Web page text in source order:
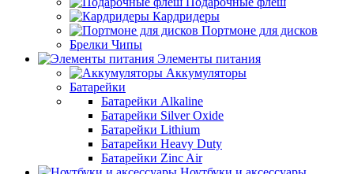
Кардридеры
Портмоне для дисков
Брелки Чипы
Элементы питания
Аккумуляторы
Батарейки
Батарейки Alkaline
Батарейки Silver Oxide
Батарейки Lithium
Батарейки Heavy Duty
Батарейки Zinc Air